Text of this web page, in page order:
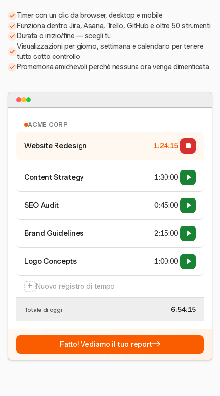
Timer con un clic da browser, desktop e mobile
Funziona dentro Jira, Asana, Trello, GitHub e oltre 50 strumenti
Durata o inizio/fine — scegli tu
Visualizzazioni per giorno, settimana e calendario per tenere
tutto sotto controllo
Promemoria amichevoli perché nessuna ora venga dimenticata
ACME CORP
Website Redesign 1:24:16
Content Strategy 1:30:00
SEO Audit 0:45:00
Brand Guidelines 2:15:00
Logo Concepts 1:00:00
+ Nuovo registro di tempo
Totale di oggi 6:54:16
Fatto! Vediamo il tuo report→